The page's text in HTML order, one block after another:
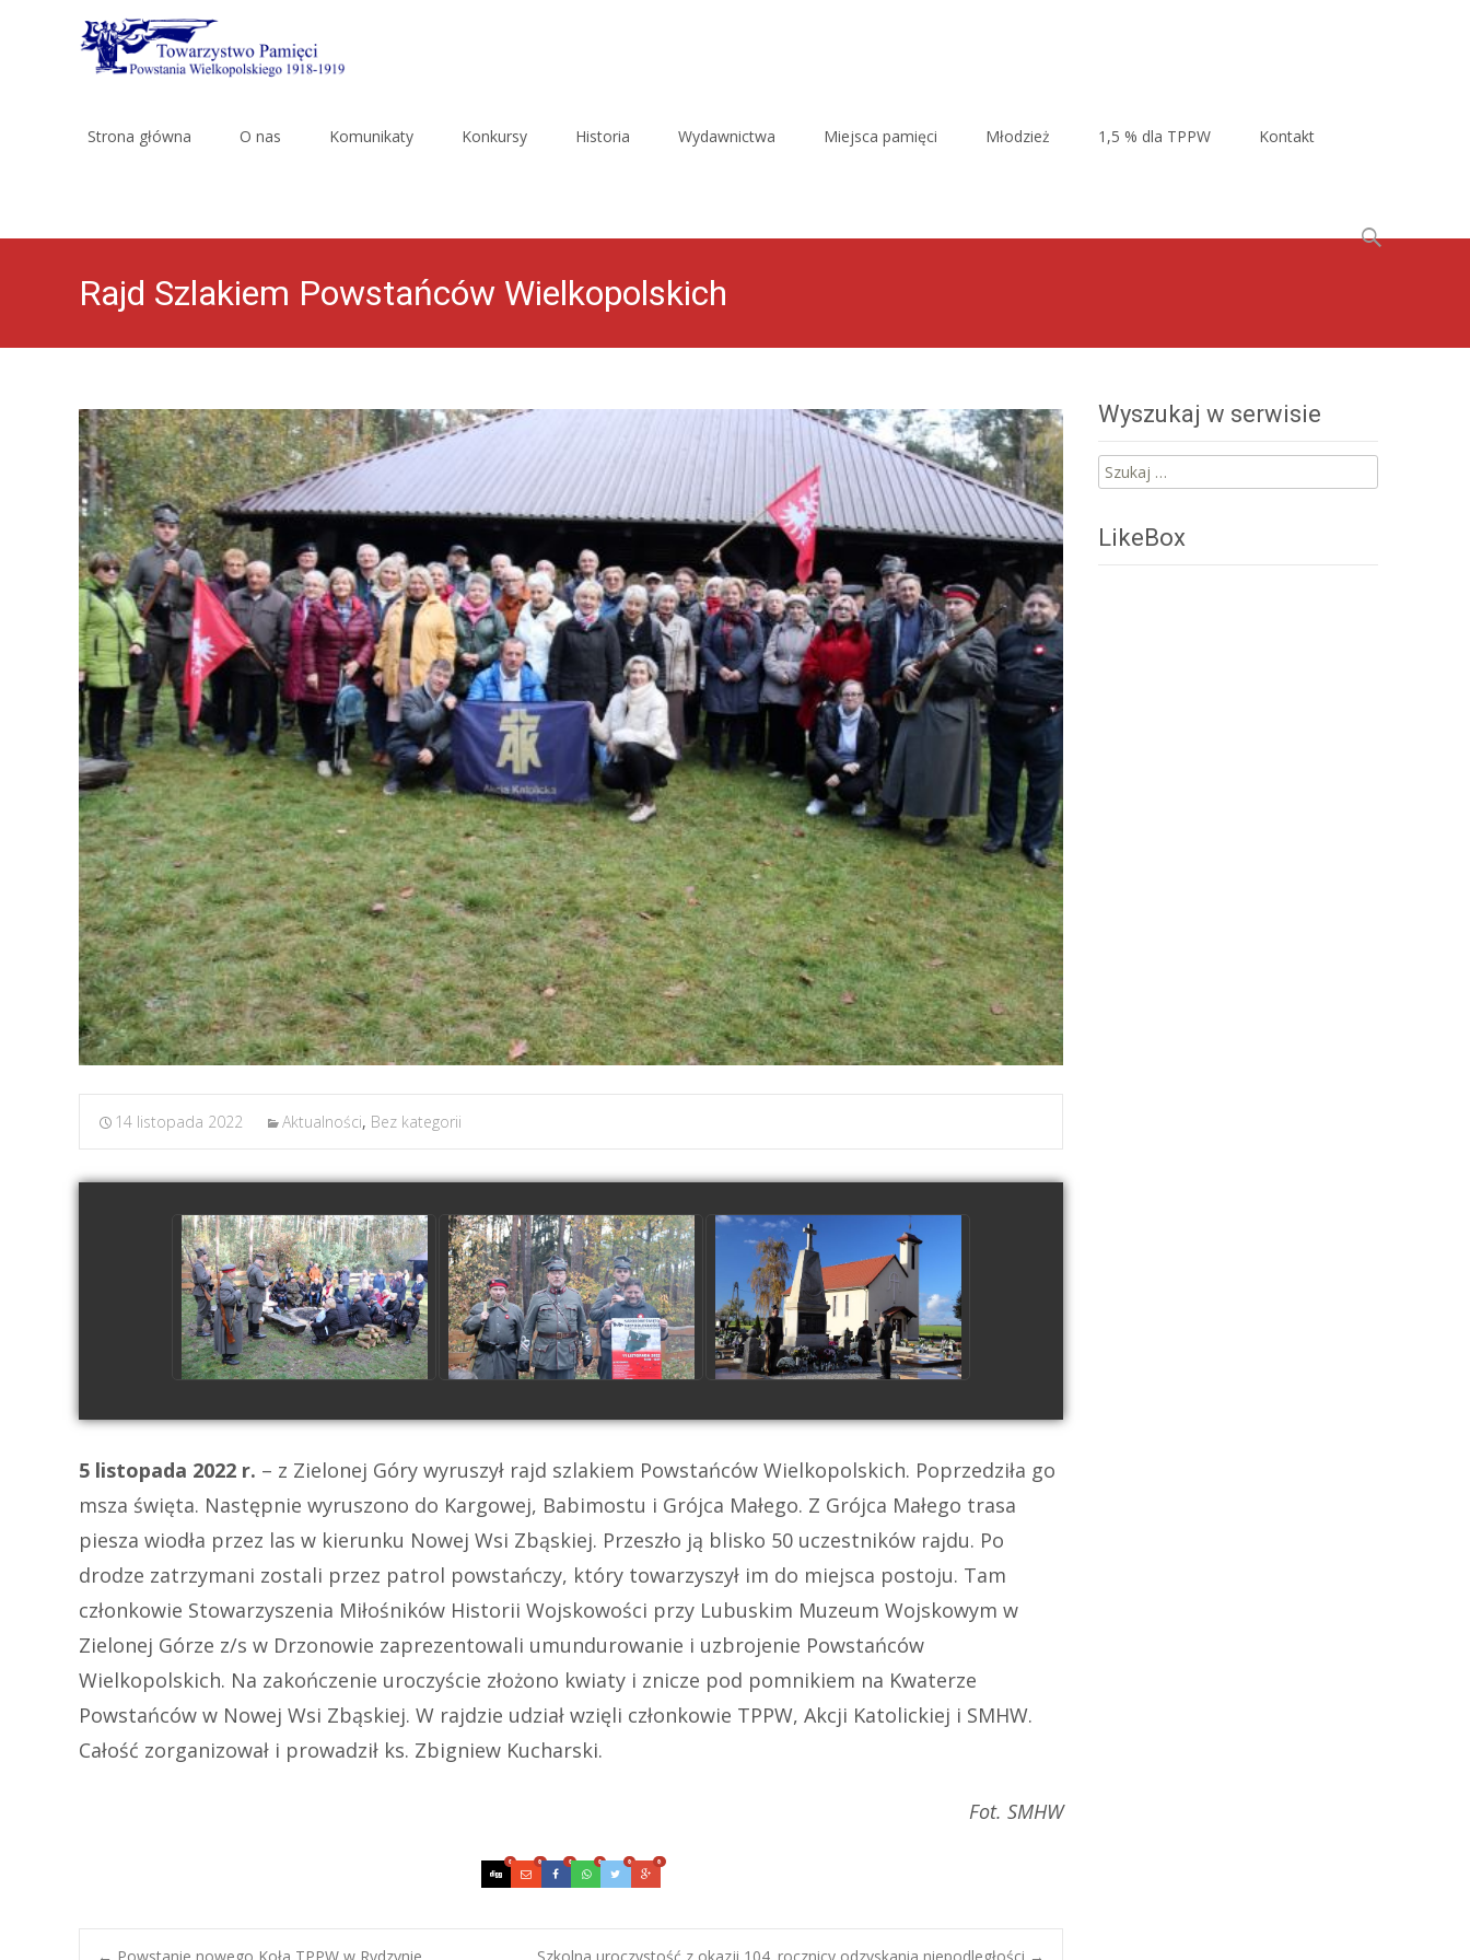
Strona główna O nas Komunikaty Konkursy Historia Wydawnictwa Miejsca pamięci Młodzież 1,5 % dla TPPW Kontakt
Szukaj:
Rajd Szlakiem Powstańców Wielkopolskich
14 listopada 2022 Aktualności, Bez kategorii
5 listopada 2022 r. – z Zielonej Góry wyruszył rajd szlakiem Powstańców Wielkopolskich. Poprzedziła go
msza święta. Następnie wyruszono do Kargowej, Babimostu i Grójca Małego. Z Grójca Małego trasa
piesza wiodła przez las w kierunku Nowej Wsi Zbąskiej. Przeszło ją blisko 50 uczestników rajdu. Po
drodze zatrzymani zostali przez patrol powstańczy, który towarzyszył im do miejsca postoju. Tam
członkowie Stowarzyszenia Miłośników Historii Wojskowości przy Lubuskim Muzeum Wojskowym w
Zielonej Górze z/s w Drzonowie zaprezentowali umundurowanie i uzbrojenie Powstańców
Wielkopolskich. Na zakończenie uroczyście złożono kwiaty i znicze pod pomnikiem na Kwaterze
Powstańców w Nowej Wsi Zbąskiej. W rajdzie udział wzięli członkowie TPPW, Akcji Katolickiej i SMHW.
Całość zorganizował i prowadził ks. Zbigniew Kucharski.
Fot. SMHW
0 0 0 0 0 0
Wyszukaj w serwisie
Szukaj:
LikeBox